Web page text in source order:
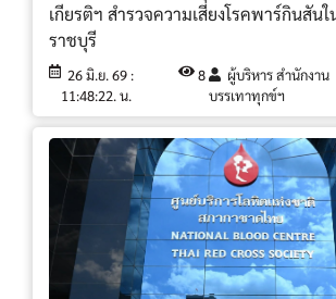
เกียรติฯ สำรวจความเสี่ยงโรคพาร์กินสัน
ราชบุรี
26 มิ.ย. 69 :
11:48:22. น.
8
ผู้บริหาร สำนักงาน
บรรเทาทุกข์ฯ